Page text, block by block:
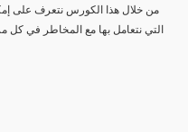
من خلال هذا الكورس نتعرف على
التي نتعامل بها مع المخاطر في كل